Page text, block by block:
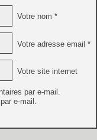
Votre nom *
Votre adresse email *
Votre site internet
par e-mail.
e-mail.